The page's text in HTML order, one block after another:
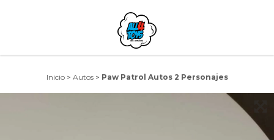
Inicio > Autos > Paw Patrol Autos 2 Personajes